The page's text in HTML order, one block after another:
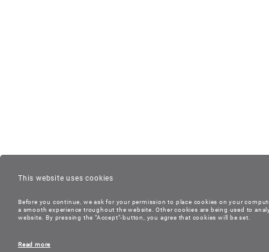
This website uses cookies
Before you continue, we ask for your permission to place cookies on your
a smooth experience troughout the website. Other cookies are being used to
website. By pressing the "Accept"-button, you agree that cookies will be set.
Read more